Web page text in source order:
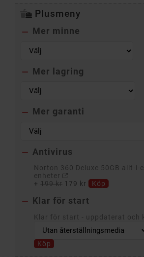
Plusmeny
 Mer minne
 Mer lagring
 Mer garanti
 Antivirus
Norton 360 Deluxe 50GB allt-i-
enheter
+199 kr 179 kr Köp
 Klar för start
Klar för start - uppdaterat och
Köp